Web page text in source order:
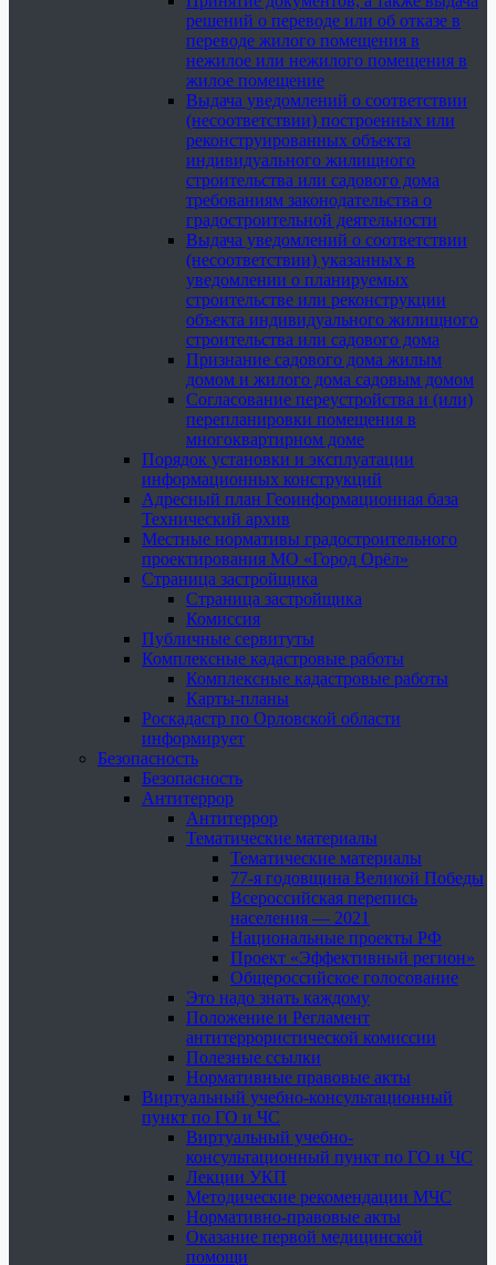
решений о переводе или об отказе в
переводе жилого помещения в
нежилое или нежилого помещения в
жилое помещение
Выдача уведомлений о соответствии
(несоответствии) построенных или
реконструированных объекта
индивидуального жилищного
строительства или садового дома
требованиям законодательства о
градостроительной деятельности
Выдача уведомлений о соответствии
(несоответствии) указанных в
уведомлении о планируемых
строительстве или реконструкции
объекта индивидуального жилищного
строительства или садового дома
Признание садового дома жилым
домом и жилого дома садовым домом
Согласование переустройства и (или)
перепланировки помещения в
многоквартирном доме
Порядок установки и эксплуатации
информационных конструкций
Адресный план Геоинформационная база
Технический архив
Местные нормативы градостроительного
проектирования МО «Город Орёл»
Страница застройщика
Страница застройщика
Комиссия
Публичные сервитуты
Комплексные кадастровые работы
Комплексные кадастровые работы
Карты-планы
Роскадастр по Орловской области
информирует
Безопасность
Безопасность
Антитеррор
Антитеррор
Тематические материалы
Тематические материалы
77-я годовщина Великой Победы
Всероссийская перепись
населения — 2021
Национальные проекты РФ
Проект «Эффективный регион»
Общероссийское голосование
Это надо знать каждому
Положение и Регламент
антитеррористической комиссии
Полезные ссылки
Нормативные правовые акты
Виртуальный учебно-консультационный
пункт по ГО и ЧС
Виртуальный учебно-
консультационный пункт по ГО и ЧС
Лекции УКП
Методические рекомендации МЧС
Нормативно-правовые акты
Оказание первой медицинской
помощи